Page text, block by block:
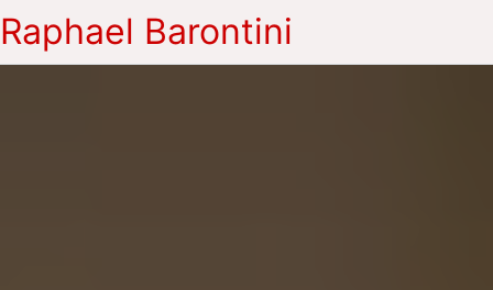
Raphael Barontini